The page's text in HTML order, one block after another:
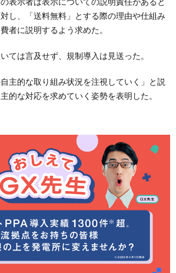
し、「送料無料」とする際の理由や仕組み
者に説明するよう求めた。
ては言及せず、規制導入は見送った。
主的な取り組み状況を注視していく」と説
的な対応を求めていく姿勢を表明した。